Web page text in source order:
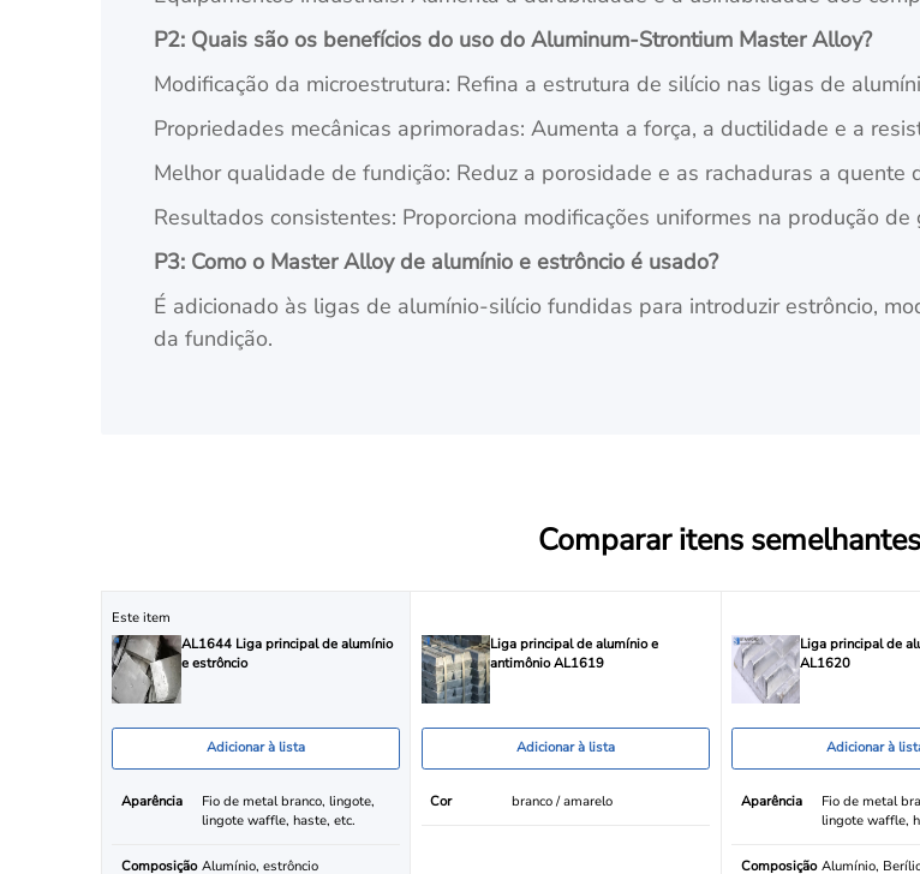
P2: Quais são os benefícios do uso do Aluminum-Strontium Master Alloy?
Modificação da microestrutura: Refina a estrutura de silício nas ligas de
Propriedades mecânicas aprimoradas: Aumenta a força, a ductilidade e a
Melhor qualidade de fundição: Reduz a porosidade e as rachaduras a quente
Resultados consistentes: Proporciona modificações uniformes na produção de
P3: Como o Master Alloy de alumínio e estrôncio é usado?
É adicionado às ligas de alumínio-silício fundidas para introduzir estrôncio,
da fundição.
Comparar itens semelhantes
Este item
AL1644 Liga principal de alumínio
e estrôncio
Adicionar à lista
Aparência
Fio de metal branco, lingote,
lingote waffle, haste, etc.
Composição Alumínio, estrôncio
Liga principal de alumínio e
antimônio AL1619
Adicionar à lista
Cor branco / amarelo
Liga principal de
AL1620
Adicionar à
Aparência
Fio de metal
lingote waffle,
Composição Alumínio,